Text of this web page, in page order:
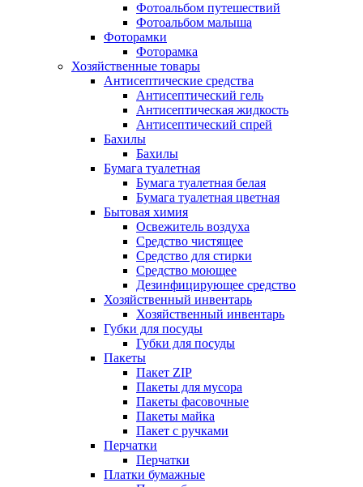
Фотоальбом путешествий
Фотоальбом малыша
Фоторамки
Фоторамка
Хозяйственные товары
Антисептические средства
Антисептический гель
Антисептическая жидкость
Антисептический спрей
Бахилы
Бахилы
Бумага туалетная
Бумага туалетная белая
Бумага туалетная цветная
Бытовая химия
Освежитель воздуха
Средство чистящее
Средство для стирки
Средство моющее
Дезинфицирующее средство
Хозяйственный инвентарь
Хозяйственный инвентарь
Губки для посуды
Губки для посуды
Пакеты
Пакет ZIP
Пакеты для мусора
Пакеты фасовочные
Пакеты майка
Пакет с ручками
Перчатки
Перчатки
Платки бумажные